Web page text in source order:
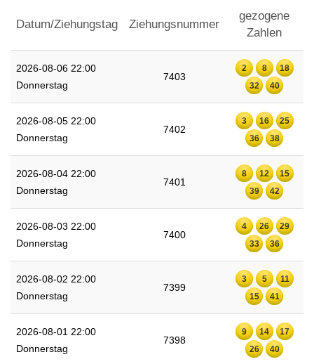
Datum/Ziehungstag Ziehungsnummer
gezogene
Zahlen
2026-08-06 22:00
Donnerstag
7403
2 8
18
32
40
2026-08-05 22:00
Donnerstag
7402
3 16
25
36
38
2026-08-04 22:00
Donnerstag
7401
8 12
15
39
42
2026-08-03 22:00
Donnerstag
7400
4 26
29
33
36
2026-08-02 22:00
Donnerstag
7399
3 5
11
15
41
2026-08-01 22:00
Donnerstag
7398
9 14
17
26
40